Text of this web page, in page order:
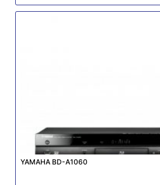
YAMAHA BD-A1060